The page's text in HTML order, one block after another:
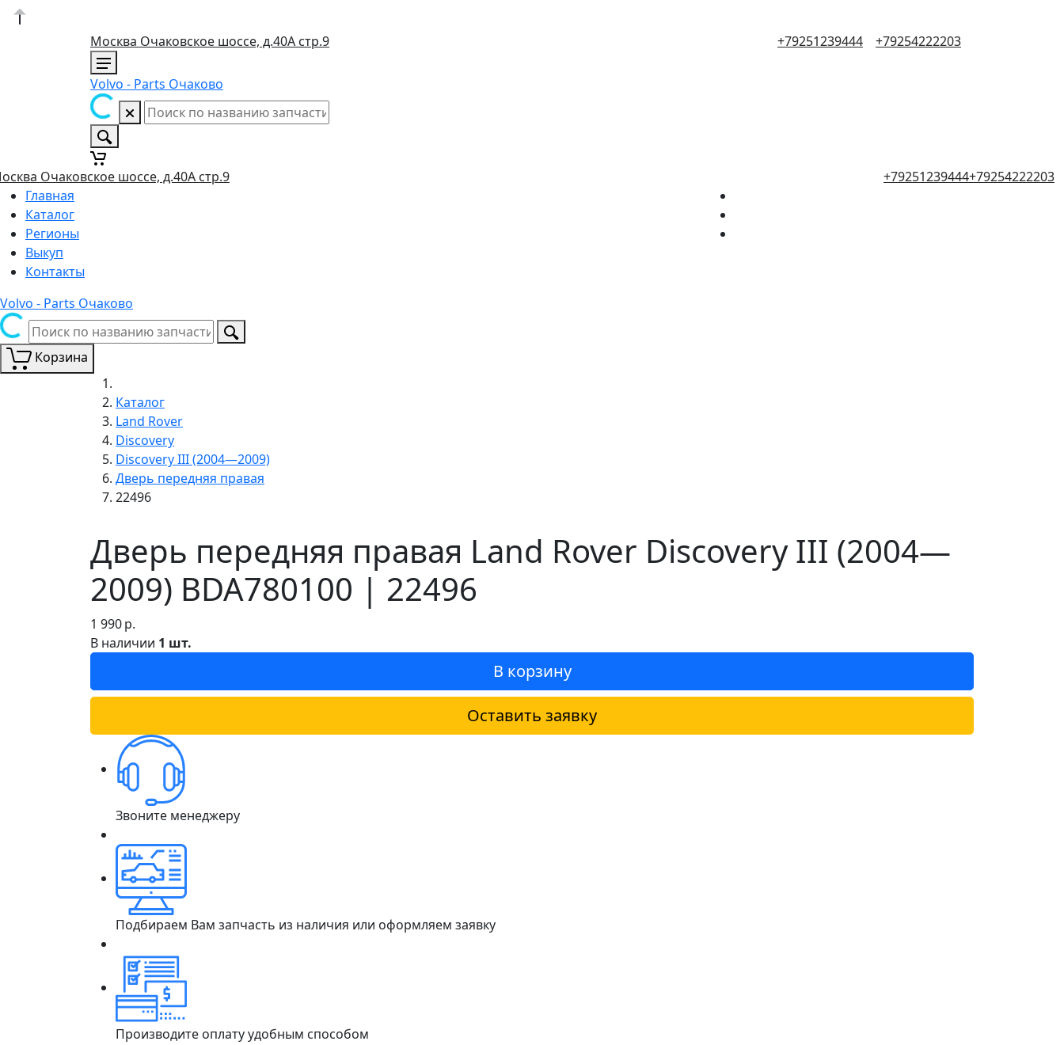
Москва Очаковское шоссе, д.40А стр.9 +79251239444 +79254222203
Volvo - Parts Очаково
Очаковское шоссе, д.40А стр.9 +79251239444+79254222203
Главная
Каталог
Регионы
Выкуп
Контакты
Volvo - Parts Очаково
Корзина
Каталог
Land Rover
Discovery
Discovery III (2004—2009)
Дверь передняя правая
22496
Дверь передняя правая Land Rover Discovery III (2004—
2009) BDA780100 | 22496
1 990р.
В наличии 1 шт.
В корзину
Оставить заявку
Звоните менеджеру
Подбираем Вам запчасть из наличия или оформляем заявку
Производите оплату удобным способом